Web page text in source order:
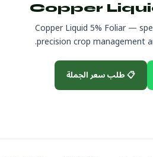
Copper
Copper Liquid 5% Foliar —
precision crop management
📋 طلب سعر الجملة